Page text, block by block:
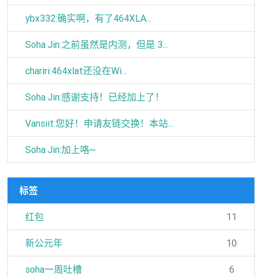
ybx332:确实啊，有了464XLA...
Soha Jin:之前虽然是内测，但是 3...
chariri:464xlat还没在Wi...
Soha Jin:感谢支持！已经加上了！
Vansiit:您好！申请友链交换！本站...
Soha Jin:加上咯~
标签
红包 11
新公元年 10
soha一周吐槽 6